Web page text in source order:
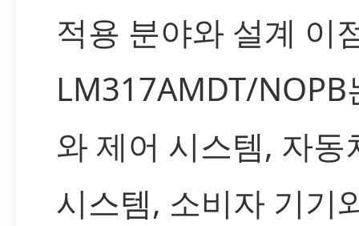
적용 분야와 설계 이
LM317AMDT/
와 제어 시스템, 자
시스템, 소비자 기기